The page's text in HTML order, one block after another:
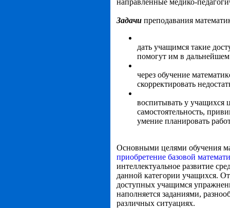
направленные медико-
Задачи преподавания
дать учащимся такие
помогут им в дальнейшем
через обучение
скорректировать
воспитывать у учащихся
самостоятельность,
умение планировать
Основными целями обучения
приобретение базовой
интеллектуальное развитие
данной категории учащихся.
доступных учащимся
наполняется заданиями,
различных ситуациях.